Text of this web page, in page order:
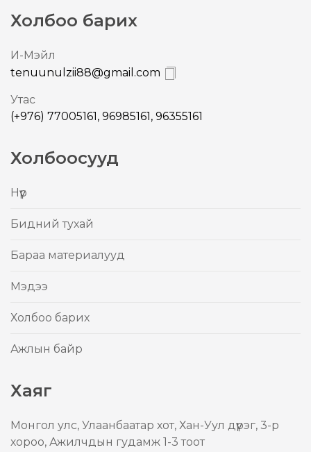
Холбоо барих
И-Mэйл
tenuunulzii88@gmail.com
Утас
(+976) 77005161, 96985161, 96355161
Холбоосууд
Нүүр
Бидний тухай
Бараа материалууд
Mэдээ
Холбоо барих
Ажлын байр
Хаяг
Mонгол улс, Улаанбаатар хот, Хан-Уул дүүрэг, 3-р
хороо, Ажилчдын гудамж 1-3 тоот